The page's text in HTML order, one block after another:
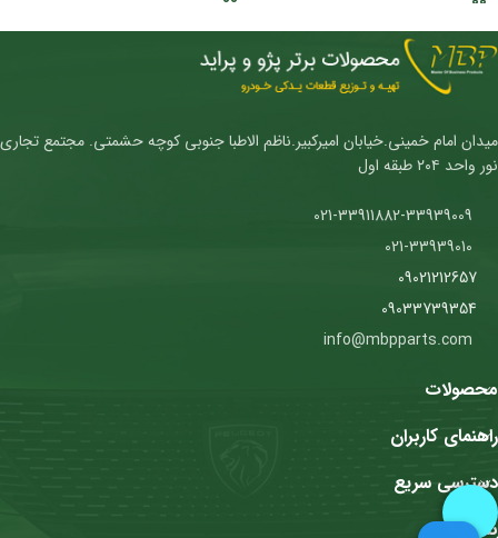
میدان امام خمینی.خیابان امیرکبیر.ناظم الاطبا جنوبی کوچه حشمتی. مجتمع تجاری
نور واحد ۲۰۴ طبقه اول
09021212657
09033739354
محصولات
راهنمای کاربران
دسترسی سریع
نمادها